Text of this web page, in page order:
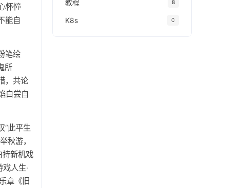
怀憧
能自
笔绘
所
，共论
白尝自
“此平生
秋游，
持新机戏
人生·
章《旧
教程 8
K8s 0